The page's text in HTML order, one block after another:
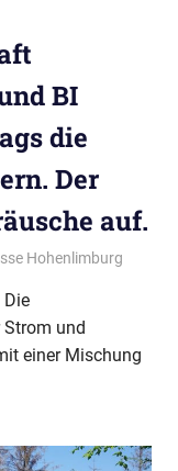
BI
die
Der
auf.
Hohenlimburg
Die
Strom und
einer Mischung